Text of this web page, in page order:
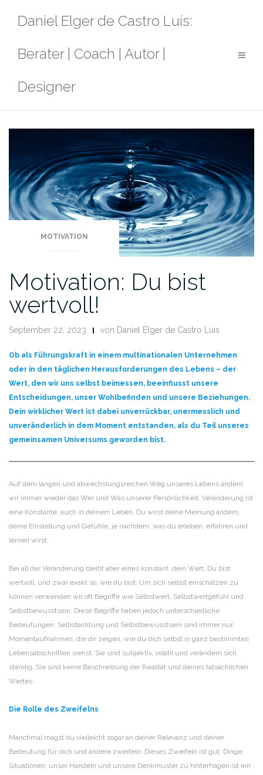
Daniel Elger de Castro Luís:
Berater | Coach | Autor |
Designer
MOTIVATION
Motivation: Du bist
wertvoll!
September 22, 2023 von Daniel Elger de Castro Luis
Ob als Führungskraft in einem multinationalen Unternehmen
oder in den täglichen Herausforderungen des Lebens – der
Wert, den wir uns selbst beimessen, beeinflusst unsere
Entscheidungen, unser Wohlbefinden und unsere Beziehungen.
Dein wirklicher Wert ist dabei unverrückbar, unermesslich und
unveränderlich in dem Moment entstanden, als du Teil unseres
gemeinsamen Universums geworden bist.
Auf dem langen und abwechslungsreichen Weg unseres Lebens ändern
wir immer wieder das Wer und Was unserer Persönlichkeit. Veränderung ist
eine Konstante, auch in deinem Leben. Du wirst deine Meinung ändern,
deine Einstellung und Gefühle, je nachdem, was du erleben, erfahren und
lernen wirst.
Bei all der Veränderung bleibt aber eines konstant: dein Wert. Du bist
wertvoll, und zwar exakt so, wie du bist. Um sich selbst einschätzen zu
können verwenden wir oft Begriffe wie Selbstwert, Selbstwertgefühl und
Selbstbewusstsein. Diese Begriffe haben jedoch unterschiedliche
Bedeutungen. Selbstachtung und Selbstbewusstsein sind immer nur
Momentaufnahmen, die dir zeigen, wie du dich selbst in ganz bestimmten
Lebensabschnitten siehst. Sie sind subjektiv, volatil und verändern sich
ständig. Sie sind keine Beschreibung der Realität und deines tatsächlichen
Wertes.
Die Rolle des Zweifelns
Manchmal magst du vielleicht sogar an deiner Relevanz und deiner
Bedeutung für dich und andere zweifeln. Dieses Zweifeln ist gut. Dinge,
Situationen, unser Handeln und unsere Denkmuster zu hinterfragen ist ein